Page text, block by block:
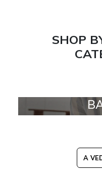
SHOP
A